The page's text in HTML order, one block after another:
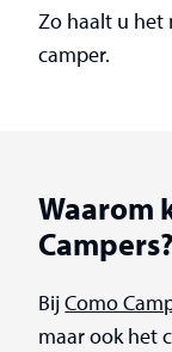
Zo haalt u het
camper.
Waarom
Campers?
BijComo
maar ook het